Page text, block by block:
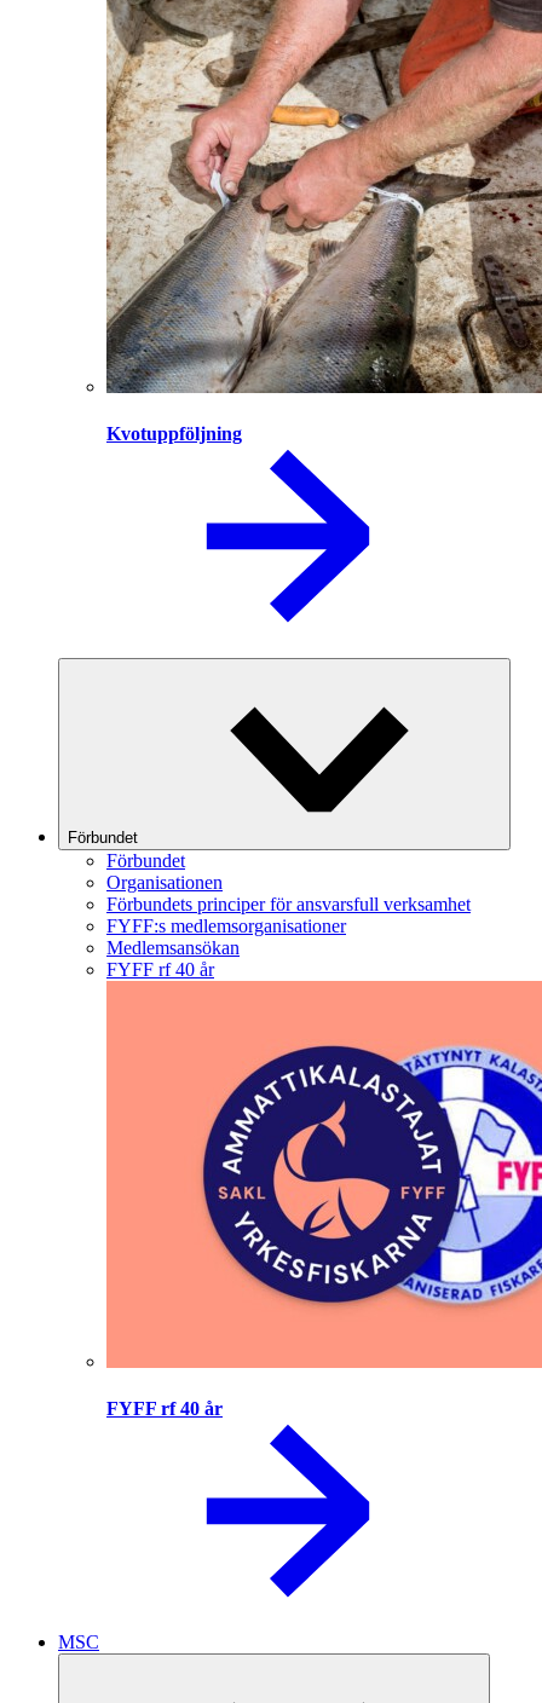
Kvotuppföljning
Förbundet
Förbundet
Organisationen
Förbundets principer för ansvarsfull verksamhet
FYFF:s medlemsorganisationer
Medlemsansökan
FYFF rf 40 år
FYFF rf 40 år
MSC